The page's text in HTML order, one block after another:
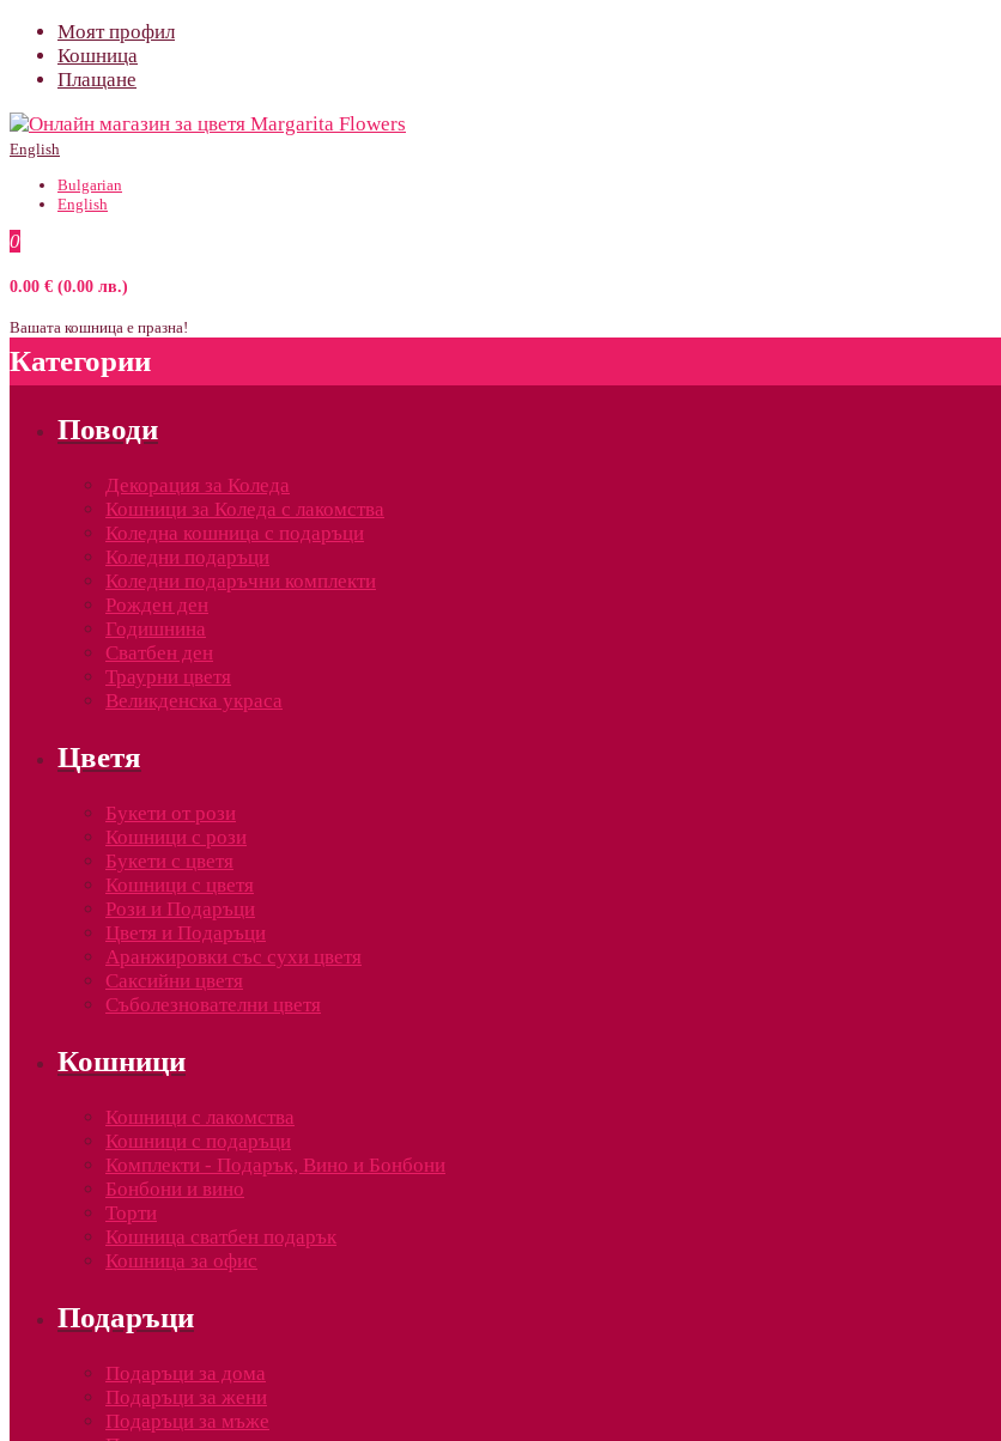
Моят профил
Кошница
Плащане
English
Bulgarian
English
0
0.00 € (0.00 лв.)
Вашата кошница е празна!
Категории
Поводи
Декорация за Коледа
Кошници за Коледа с лакомства
Коледна кошница с подаръци
Коледни подаръци
Коледни подаръчни комплекти
Рожден ден
Годишнина
Сватбен ден
Траурни цветя
Великденска украса
Цветя
Букети от рози
Кошници с рози
Букети с цветя
Кошници с цветя
Рози и Подаръци
Цветя и Подаръци
Аранжировки със сухи цветя
Саксийни цветя
Съболезнователни цветя
Кошници
Кошници с лакомства
Кошници с подаръци
Комплекти - Подарък, Вино и Бонбони
Бонбони и вино
Торти
Кошница сватбен подарък
Кошница за офис
Подаръци
Подаръци за дома
Подаръци за жени
Подаръци за мъже